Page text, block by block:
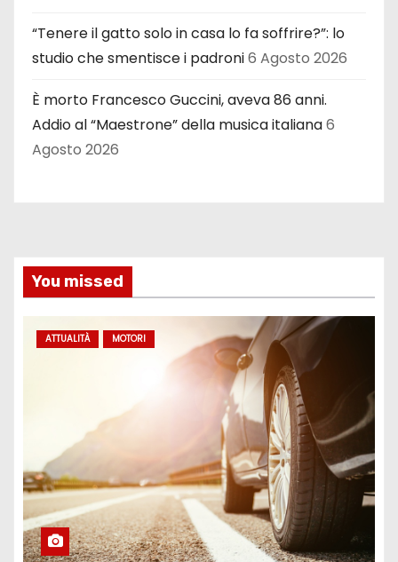
“Tenere il gatto solo in casa lo fa soffrire?”: lo
studio che smentisce i padroni6 Agosto 2026
È morto Francesco Guccini, aveva 86 anni.
Addio al “Maestrone” della musica italiana6
Agosto 2026
You missed
ATTUALITÀ MOTORI